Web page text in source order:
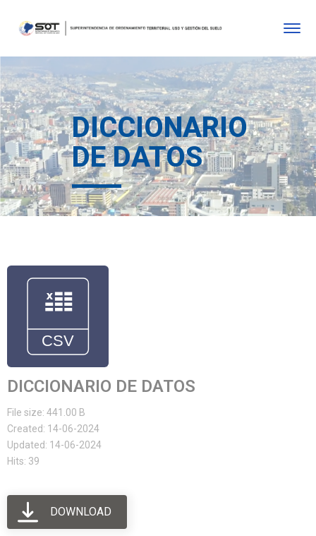
DICCIONARIO
DE DATOS
DICCIONARIO DE DATOS
File size: 441.00 B
Created: 14-06-2024
Updated: 14-06-2024
Hits: 39
DOWNLOAD